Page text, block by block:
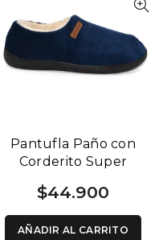
Pantufla Paño con
Corderito Super
1258 N
$44.900
AÑADIR AL CARRITO